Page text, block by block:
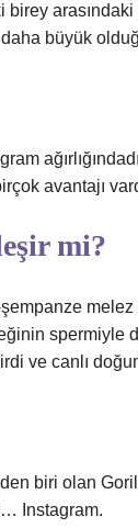
arasındaki
büyük
avantajı
mi?
spermiyle
ve canlı
biri olan
Instagram.